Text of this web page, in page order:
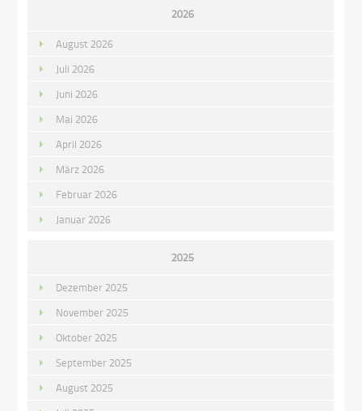
2026
August 2026
Juli 2026
Juni 2026
Mai 2026
April 2026
März 2026
Februar 2026
Januar 2026
2025
Dezember 2025
November 2025
Oktober 2025
September 2025
August 2025